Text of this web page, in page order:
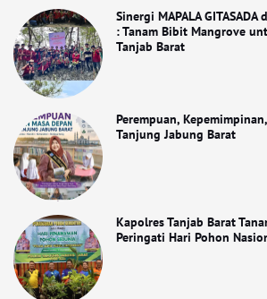
Sinergi MAPALA GITASADA
: Tanam Bibit Mangrove
Tanjab Barat
Perempuan,
Tanjung Jabung Barat
Kapolres Tanjab Barat
Peringati Hari Pohon